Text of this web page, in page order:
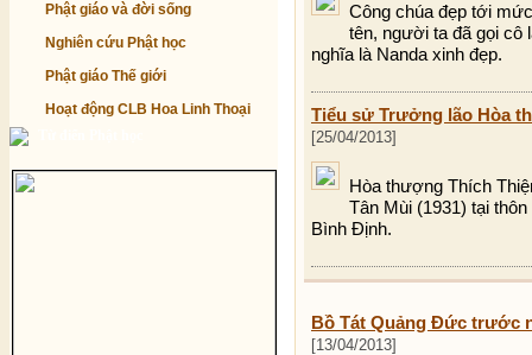
Phật giáo và đời sống
Nghiên cứu Phật học
Phật giáo Thế giới
Hoạt động CLB Hoa Linh Thoại
Công chúa đẹp tới
tên, người ta đã gọi cô
nghĩa là Nanda xinh đẹp.
Tiểu sử Trưởng lão Hòa
[25/04/2013]
Hòa thượng Thích
Tân Mùi (1931) tại
Bình Định.
Bồ Tát Quảng Đức trước
[13/04/2013]